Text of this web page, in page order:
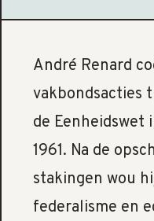
André Renard
vakbondsacties
de Eenheidswet
1961. Na de
stakingen wou
federalisme en